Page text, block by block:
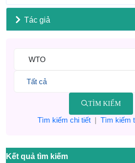
Tác giả
TÌM KIẾM
Tìm kiếm chi tiết| Tìm kiếm
Kết quả tìm kiếm